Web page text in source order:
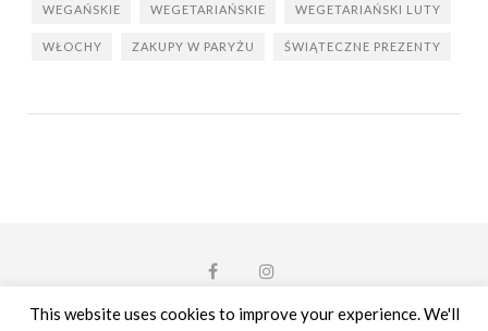
WEGAŃSKIE WEGETARIAŃSKIE WEGETARIAŃSKI LUTY
WŁOCHY ZAKUPY W PARYŻU ŚWIĄTECZNE PREZENTY
This website uses cookies to improve your experience. We'll